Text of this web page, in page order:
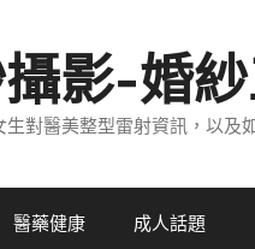
影-婚
對醫美整型雷射資訊，以及
醫藥健康 成人話題